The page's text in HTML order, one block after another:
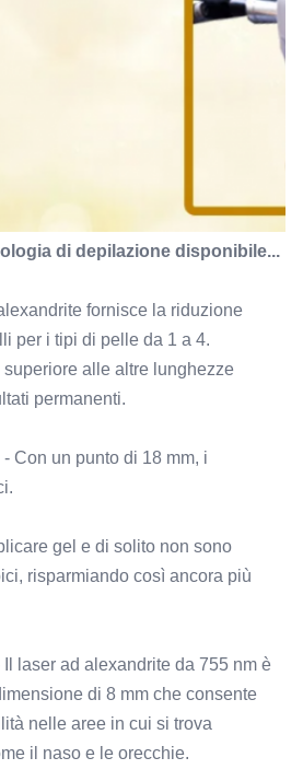
di depilazione disponibile...
fornisce la riduzione
per i tipi di pelle da 1 a 4.
alle altre lunghezze
permanenti.
Con un punto di 18 mm, i
gel e di solito non sono
risparmiando così ancora più
laser ad alexandrite da 755 nm è
di 8 mm che consente
nelle aree in cui si trova
il naso e le orecchie.